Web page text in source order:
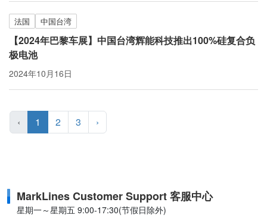
法国 中国台湾
【2024年巴黎车展】中国台湾辉能科技推出100%硅复合负
极电池
2024年10月16日
‹ 1 2 3 ›
MarkLines Customer Support 客服中心
星期一～星期五 9:00-17:30(节假日除外)